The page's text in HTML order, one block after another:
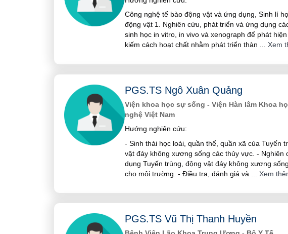
Công nghệ tế bào động vật và ứng dụng, Sinh lí
động vật 1. Nghiên cứu, phát triển và ứng dụng
sinh học in vitro, in vivo và xenograph để phát
kiếm cách hoạt chất nhằm phát triển thàn
Xem
PGS.TS Ngô Xuân Quảng
Viện khoa học sự sống - Viện Hàn lâm Khoa
nghệ Việt Nam
Hướng nghiên cứu:
- Sinh thái học loài, quần thể, quần xã của Tuyến
vật đáy không xương sống các thủy vực. - Nghiên
dụng Tuyến trùng, động vật đáy không xương
cho môi trường. - Điều tra, đánh giá và
Xem
PGS.TS Vũ Thị Thanh Huyền